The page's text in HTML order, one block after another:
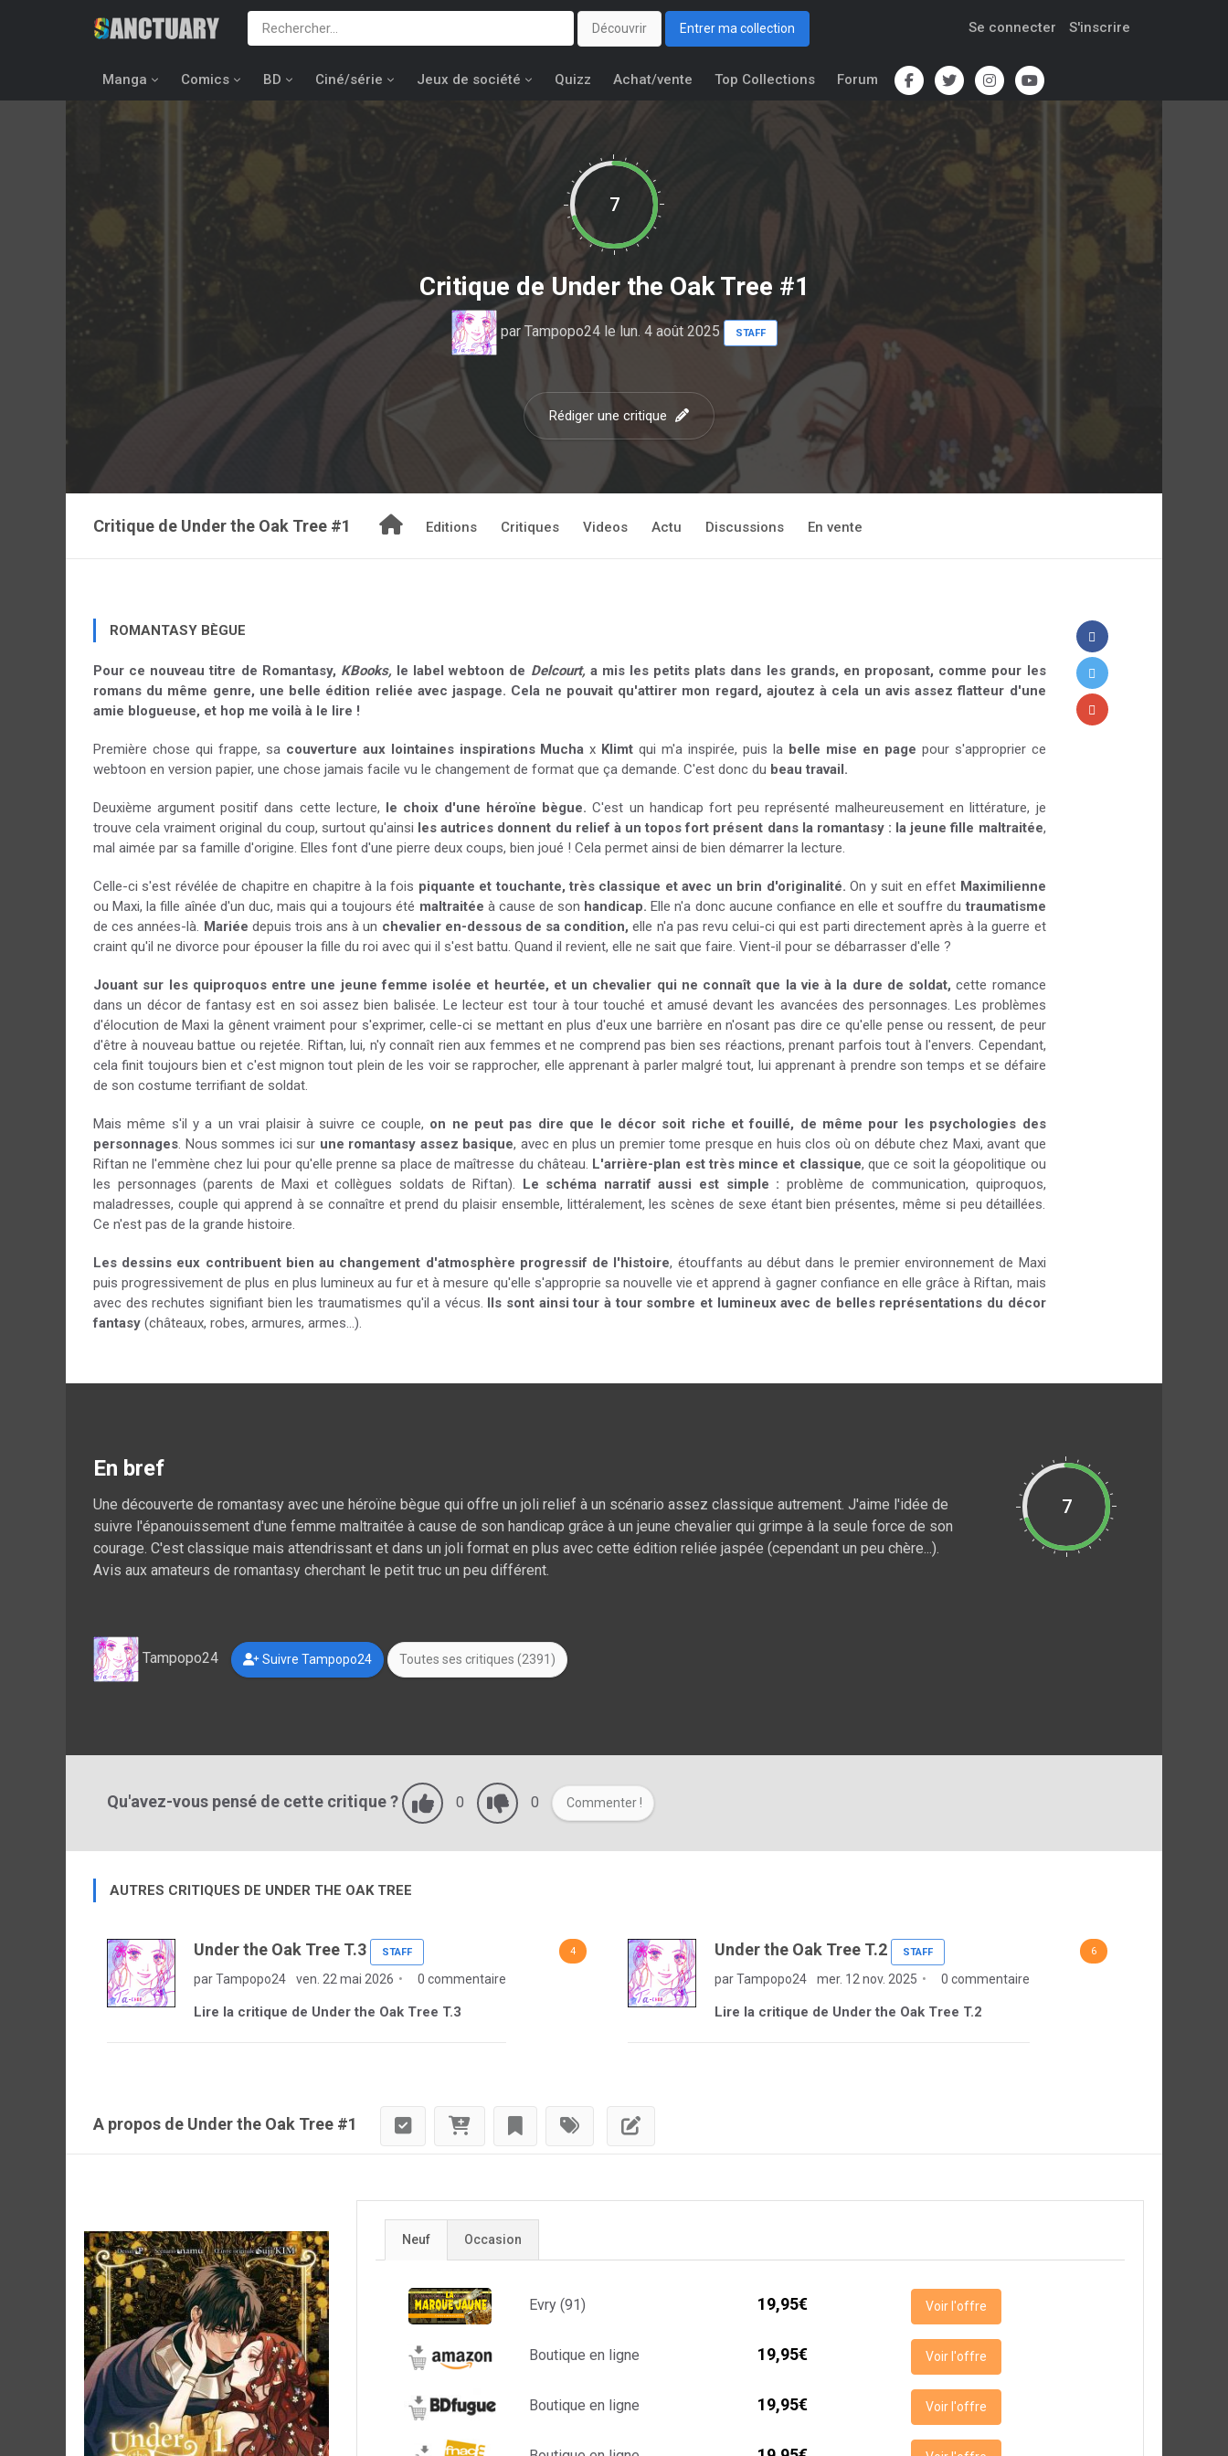
Découvrir Entrer ma collection Se connecter S'inscrire
Manga Comics BD Ciné/série Jeux de société Quizz Achat/vente Top Collections Forum
7
Critique deUnder the Oak Tree #1
parTampopo24le lun. 4 août 2025 STAFF
Rédiger une critique
Critique de Under the Oak Tree #1 Editions Critiques Videos Actu Discussions En vente
ROMANTASY BÈGUE
Pour ce nouveau titre de Romantasy, KBooks, le label webtoon de Delcourt, a mis les petits plats dans les grands, en proposant, comme pour les
romans du même genre, une belle édition reliée avec jaspage. Cela ne pouvait qu'attirer mon regard, ajoutez à cela un avis assez flatteur d'une
amie blogueuse, et hop me voilà à le lire !
Première chose qui frappe, sa couverture aux lointaines inspirations Mucha x Klimt qui m'a inspirée, puis la belle mise en page pour s'approprier ce
webtoon en version papier, une chose jamais facile vu le changement de format que ça demande. C'est donc du beau travail.
Deuxième argument positif dans cette lecture, le choix d'une héroïne bègue. C'est un handicap fort peu représenté malheureusement en littérature, je
trouve cela vraiment original du coup, surtout qu'ainsi les autrices donnent du relief à un topos fort présent dans la romantasy : la jeune fille maltraitée,
mal aimée par sa famille d'origine. Elles font d'une pierre deux coups, bien joué ! Cela permet ainsi de bien démarrer la lecture.
Celle-ci s'est révélée de chapitre en chapitre à la fois piquante et touchante, très classique et avec un brin d'originalité. On y suit en effet Maximilienne
ou Maxi, la fille aînée d'un duc, mais qui a toujours été maltraitée à cause de son handicap. Elle n'a donc aucune confiance en elle et souffre dutraumatisme
de ces années-là. Mariée depuis trois ans à un chevalier en-dessous de sa condition, elle n'a pas revu celui-ci qui est parti directement après à la guerre et
craint qu'il ne divorce pour épouser la fille du roi avec qui il s'est battu. Quand il revient, elle ne sait que faire. Vient-il pour se débarrasser d'elle ?
Jouant sur les quiproquos entre une jeune femme isolée et heurtée, et un chevalier qui ne connaît que la vie à la dure de soldat, cette romance
dans un décor de fantasy est en soi assez bien balisée. Le lecteur est tour à tour touché et amusé devant les avancées des personnages. Les problèmes
d'élocution de Maxi la gênent vraiment pour s'exprimer, celle-ci se mettant en plus d'eux une barrière en n'osant pas dire ce qu'elle pense ou ressent, de peur
d'être à nouveau battue ou rejetée. Riftan, lui, n'y connaît rien aux femmes et ne comprend pas bien ses réactions, prenant parfois tout à l'envers. Cependant,
cela finit toujours bien et c'est mignon tout plein de les voir se rapprocher, elle apprenant à parler malgré tout, lui apprenant à prendre son temps et se défaire
de son costume terrifiant de soldat.
Mais même s'il y a un vrai plaisir à suivre ce couple, on ne peut pas dire que le décor soit riche et fouillé, de même pour les psychologies des
personnages. Nous sommes ici sur une romantasy assez basique, avec en plus un premier tome presque en huis clos où on débute chez Maxi, avant que
Riftan ne l'emmène chez lui pour qu'elle prenne sa place de maîtresse du château. L'arrière-plan est très mince et classique, que ce soit la géopolitique ou
les personnages (parents de Maxi et collègues soldats de Riftan). Le schéma narratif aussi est simple : problème de communication, quiproquos,
maladresses, couple qui apprend à se connaître et prend du plaisir ensemble, littéralement, les scènes de sexe étant bien présentes, même si peu détaillées.
Ce n'est pas de la grande histoire.
Les dessins eux contribuent bien au changement d'atmosphère progressif de l'histoire, étouffants au début dans le premier environnement de Maxi
puis progressivement de plus en plus lumineux au fur et à mesure qu'elle s'approprie sa nouvelle vie et apprend à gagner confiance en elle grâce à Riftan, mais
avec des rechutes signifiant bien les traumatismes qu'il a vécus. Ils sont ainsi tour à tour sombre et lumineux avec de belles représentations du décor
fantasy (châteaux, robes, armures, armes...).
En bref
Une découverte de romantasy avec une héroïne bègue qui offre un joli relief à un scénario assez classique autrement. J'aime l'idée de
suivre l'épanouissement d'une femme maltraitée à cause de son handicap grâce à un jeune chevalier qui grimpe à la seule force de son
courage. C'est classique mais attendrissant et dans un joli format en plus avec cette édition reliée jaspée (cependant un peu chère...).
Avis aux amateurs de romantasy cherchant le petit truc un peu différent.
7
Tampopo24 Suivre Tampopo24 Toutes ses critiques (2391)
Qu'avez-vous pensé de cette critique ? 0 0 Commenter !
AUTRES CRITIQUES DE UNDER THE OAK TREE
4
Under the Oak Tree T.3 STAFF
par Tampopo24 ven. 22 mai 2026 0 commentaire
Lire la critique de Under the Oak Tree T.3
6
Under the Oak Tree T.2 STAFF
par Tampopo24 mer. 12 nov. 2025 0 commentaire
Lire la critique de Under the Oak Tree T.2
A propos de Under the Oak Tree #1
Neuf Occasion
Evry (91) 19,95€ Voir l'offre
Boutique en ligne 19,95€ Voir l'offre
Boutique en ligne 19,95€ Voir l'offre